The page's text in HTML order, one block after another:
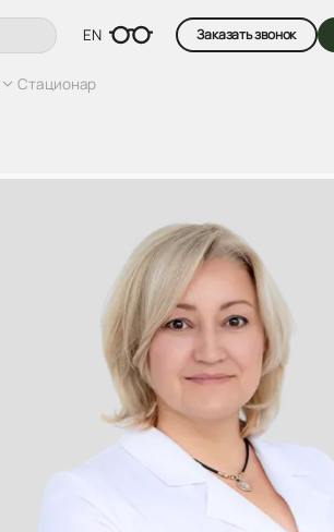
EN Заказать звонок
Стационар